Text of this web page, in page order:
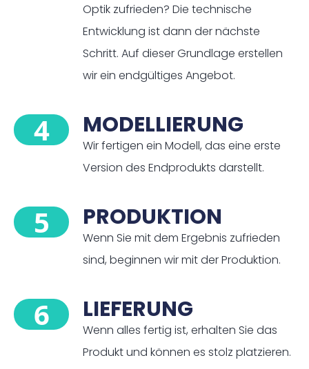
Optik zufrieden? Die technische
Entwicklung ist dann der nächste
Schritt. Auf dieser Grundlage erstellen
wir ein endgültiges Angebot.
4 MODELLIERUNG
Wir fertigen ein Modell, das eine erste
Version des Endprodukts darstellt.
5 PRODUKTION
Wenn Sie mit dem Ergebnis zufrieden
sind, beginnen wir mit der Produktion.
6 LIEFERUNG
Wenn alles fertig ist, erhalten Sie das
Produkt und können es stolz platzieren.